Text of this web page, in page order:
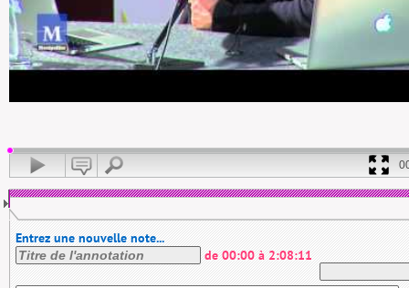
Entrez une nouvelle note...
de 00:00 à 2:08:11